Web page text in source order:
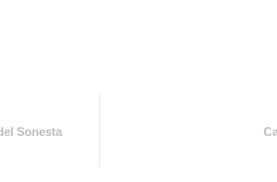
Sonesta